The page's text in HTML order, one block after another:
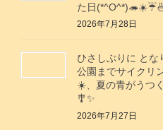
た日
2026年7月28日
ひさしぶりに とな
公園までサイクリ
☀️、夏の青がうつ
🎐✨️
2026年7月27日